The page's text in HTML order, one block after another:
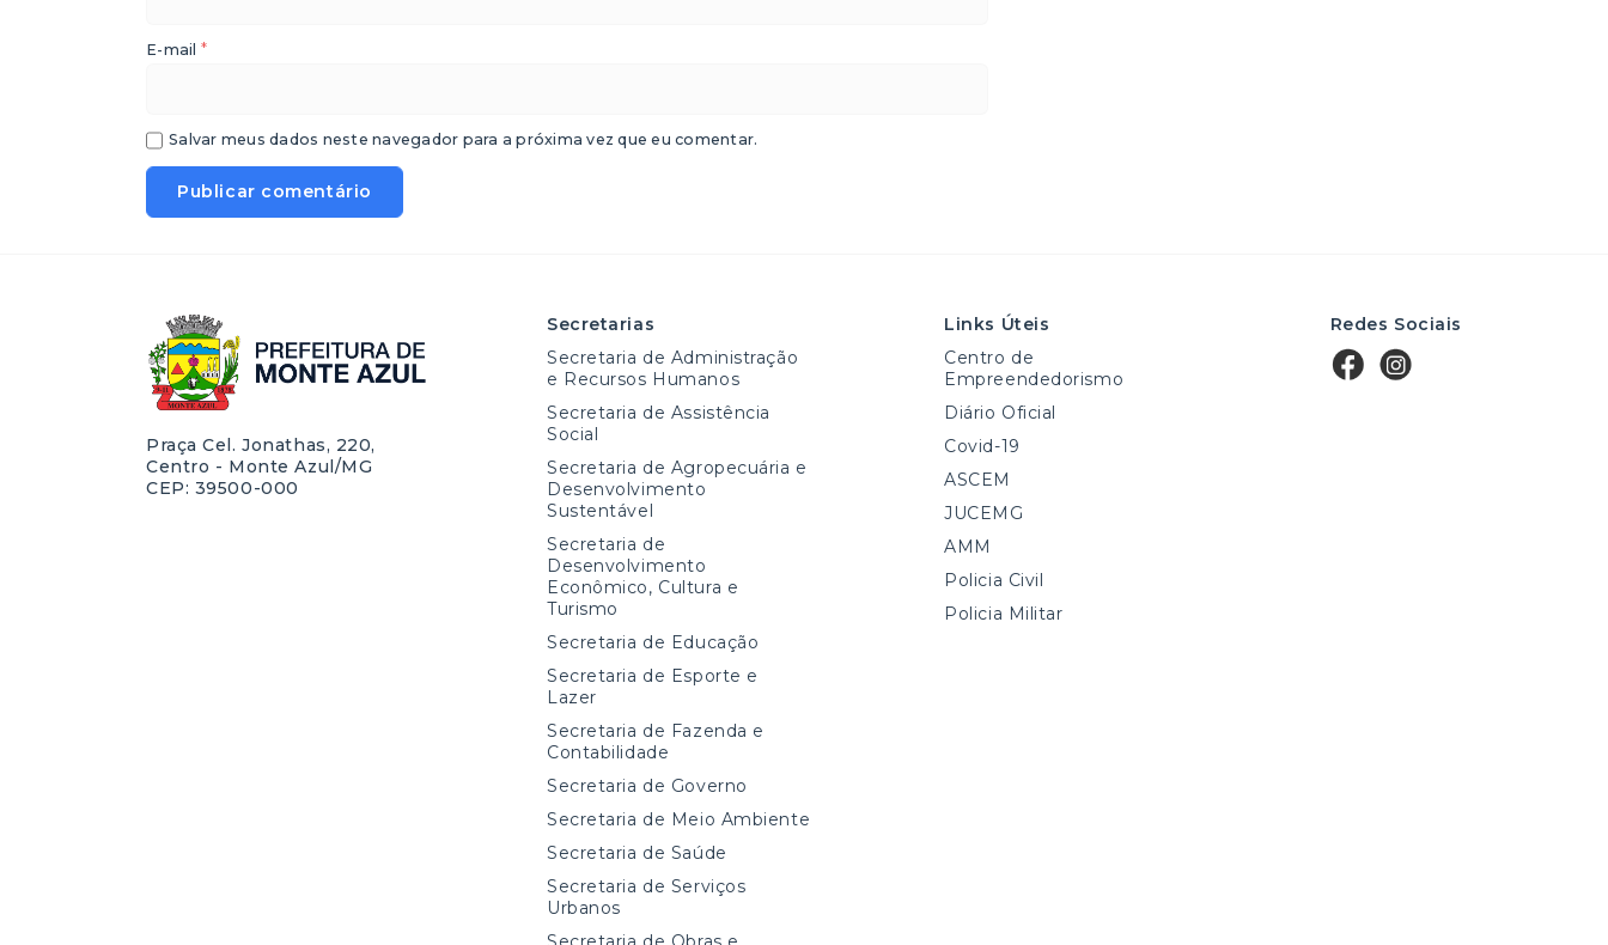
E-mail *
Salvar meus dados neste navegador para a próxima vez que eu comentar.
Praça Cel. Jonathas, 220,
Centro - Monte Azul/MG
CEP: 39500-000
Secretarias
Secretaria de Administração
e Recursos Humanos
Secretaria de Assistência
Social
Secretaria de Agropecuária e
Desenvolvimento
Sustentável
Secretaria de
Desenvolvimento
Econômico, Cultura e
Turismo
Secretaria de Educação
Secretaria de Esporte e
Lazer
Secretaria de Fazenda e
Contabilidade
Secretaria de Governo
Secretaria de Meio Ambiente
Secretaria de Saúde
Secretaria de Serviços
Urbanos
Links Úteis
Centro de
Empreendedorismo
Diário Oficial
Covid-19
ASCEM
JUCEMG
AMM
Policia Civil
Policia Militar
Redes Sociais